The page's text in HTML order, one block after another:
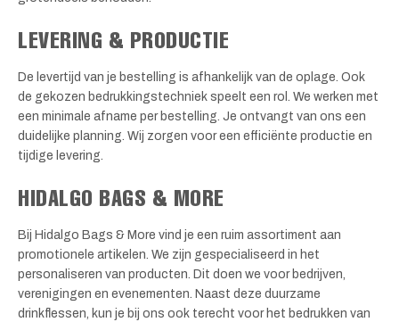
LEVERING & PRODUCTIE
De levertijd van je bestelling is afhankelijk van de oplage. Ook
de gekozen bedrukkingstechniek speelt een rol. We werken met
een minimale afname per bestelling. Je ontvangt van ons een
duidelijke planning. Wij zorgen voor een efficiënte productie en
tijdige levering.
HIDALGO BAGS & MORE
Bij Hidalgo Bags & More vind je een ruim assortiment aan
promotionele artikelen. We zijn gespecialiseerd in het
personaliseren van producten. Dit doen we voor bedrijven,
verenigingen en evenementen. Naast deze duurzame
drinkflessen, kun je bij ons ook terecht voor het bedrukken van